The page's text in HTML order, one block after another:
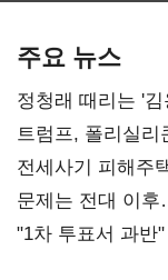
주요 뉴스
정청래 때리는 '
트럼프, 폴리실
재건"
전세사기 피해주
4만278명
문제는 전대 이
불복'
"1차 투표서 과반